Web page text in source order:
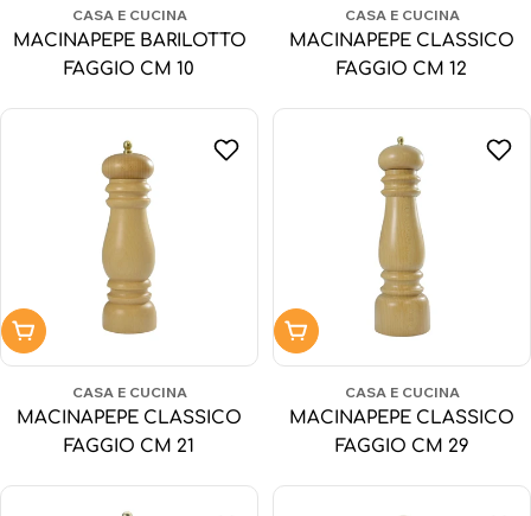
CASA E CUCINA
MACINAPEPE BARILOTTO
FAGGIO CM 10
CASA E CUCINA
MACINAPEPE CLASSICO
FAGGIO CM 12
Aggiungi al carrello
CASA E CUCINA
MACINAPEPE CLASSICO
FAGGIO CM 21
Aggiungi al carrello
CASA E CUCINA
MACINAPEPE CLASSICO
FAGGIO CM 29